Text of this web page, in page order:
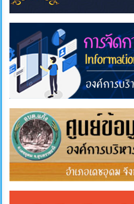
แผนการ
ใช้
จ่าย
งบ
ประมาณ
ประจำ
ปี
การ
บริหาร
และ
พัฒนา
ทรัพยากร
บุคคล